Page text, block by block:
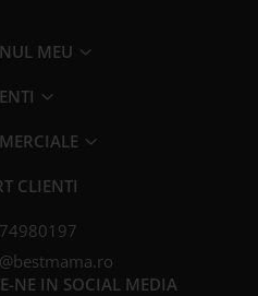
MEU
CLIENTI
NE IN SOCIAL MEDIA